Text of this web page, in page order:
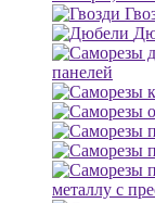
панелей
металлу с